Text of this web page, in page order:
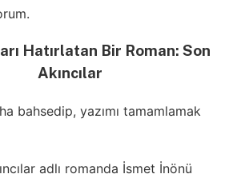
Hatırlatan Bir Roman: Son
Akıncılar
bahsedip, yazımı tamamlamak
adlı romanda İsmet İnönü